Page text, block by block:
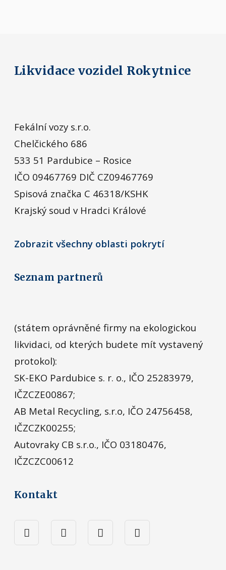
Likvidace vozidel Rokytnice
Fekální vozy s.r.o.
Chelčického 686
533 51 Pardubice – Rosice
IČO 09467769 DIČ CZ09467769
Spisová značka C 46318/KSHK
Krajský soud v Hradci Králové
Zobrazit všechny oblasti pokrytí
Seznam partnerů
(státem oprávněné firmy na ekologickou
likvidaci, od kterých budete mít vystavený
protokol):
SK-EKO Pardubice s. r. o., IČO 25283979,
IČZCZE00867;
AB Metal Recycling, s.r.o, IČO 24756458,
IČZCZK00255;
Autovraky CB s.r.o., IČO 03180476,
IČZCZC00612
Kontakt